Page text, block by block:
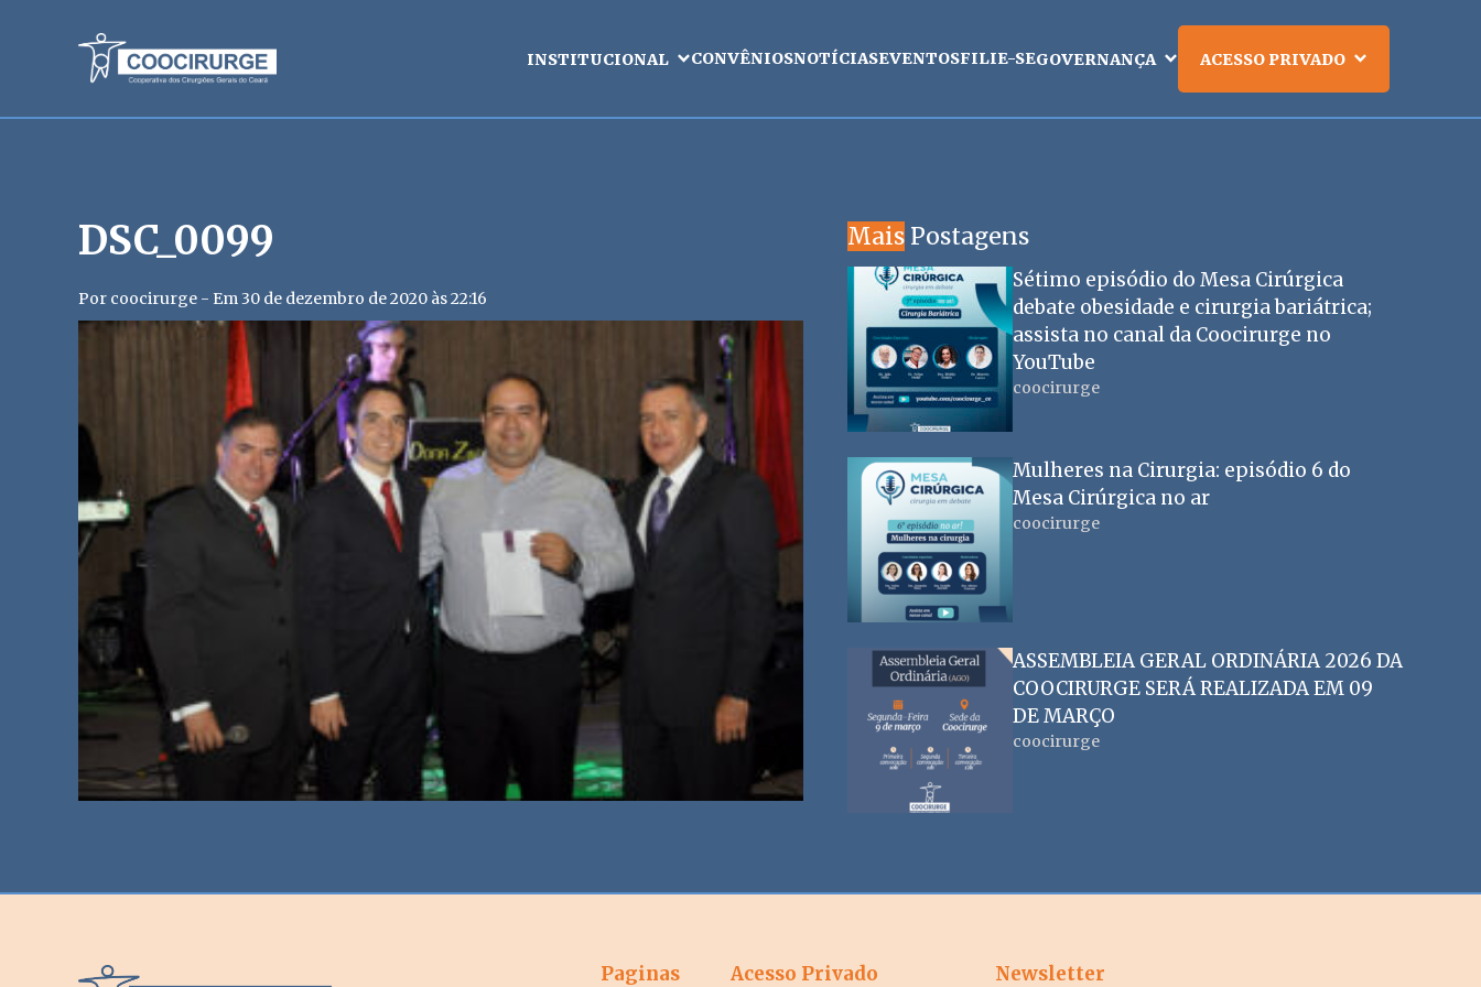
INSTITUCIONAL CONVÊNIOSNOTÍCIASEVENTOSFILIE-SEGOVERNANÇA ACESSO PRIVADO
DSC_0099
Por coocirurge - Em 30 de dezembro de 2020 às 22:16
Mais Postagens
Sétimo episódio do Mesa Cirúrgica
debate obesidade e cirurgia bariátrica;
assista no canal da Coocirurge no
YouTube
coocirurge
Mulheres na Cirurgia: episódio 6 do
Mesa Cirúrgica no ar
coocirurge
ASSEMBLEIA GERAL ORDINÁRIA 2026 DA
COOCIRURGE SERÁ REALIZADA EM 09
DE MARÇO
coocirurge
Paginas Acesso Privado Newsletter